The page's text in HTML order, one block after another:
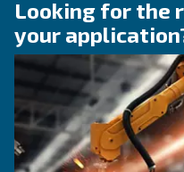
KNOW
The right
solution